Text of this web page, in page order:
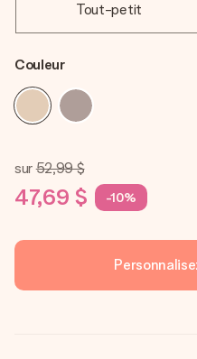
Tout-petit
Couleur
sur52,99 $
47,69 $ -10%